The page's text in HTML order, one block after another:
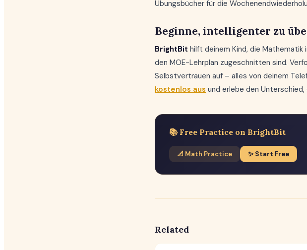
Übungsbücher für die
Beginne, intelligenter zu
BrightBit hilft deinem Kind, die
den MOE-Lehrplan zugeschnitten sind.
Selbstvertrauen auf – alles von deinem
kostenlos aus und erlebe den
📚 Free Practice on BrightBit
📐 Math Practice ✨ Start Free
Related